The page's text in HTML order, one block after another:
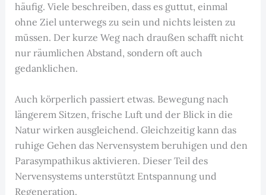
häufig. Viele beschreiben, dass es guttut, einmal
ohne Ziel unterwegs zu sein und nichts leisten zu
müssen. Der kurze Weg nach draußen schafft nicht
nur räumlichen Abstand, sondern oft auch
gedanklichen.
Auch körperlich passiert etwas. Bewegung nach
längerem Sitzen, frische Luft und der Blick in die
Natur wirken ausgleichend. Gleichzeitig kann das
ruhige Gehen das Nervensystem beruhigen und den
Parasympathikus aktivieren. Dieser Teil des
Nervensystems unterstützt Entspannung und
Regeneration.